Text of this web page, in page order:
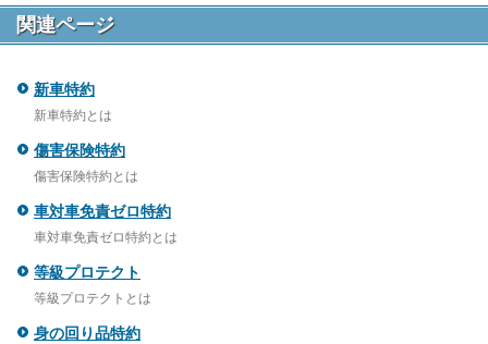
関連ページ
新車特約
新車特約とは
傷害保険特約
傷害保険特約とは
車対車免責ゼロ特約
車対車免責ゼロ特約とは
等級プロテクト
等級プロテクトとは
身の回り品特約